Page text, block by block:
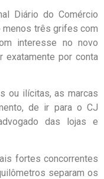
Diário do Comércio
menos três grifes com
interesse no novo
por conta
ou ilícitas, as marcas
de ir para o CJ
das lojas e
fortes concorrentes
separam os